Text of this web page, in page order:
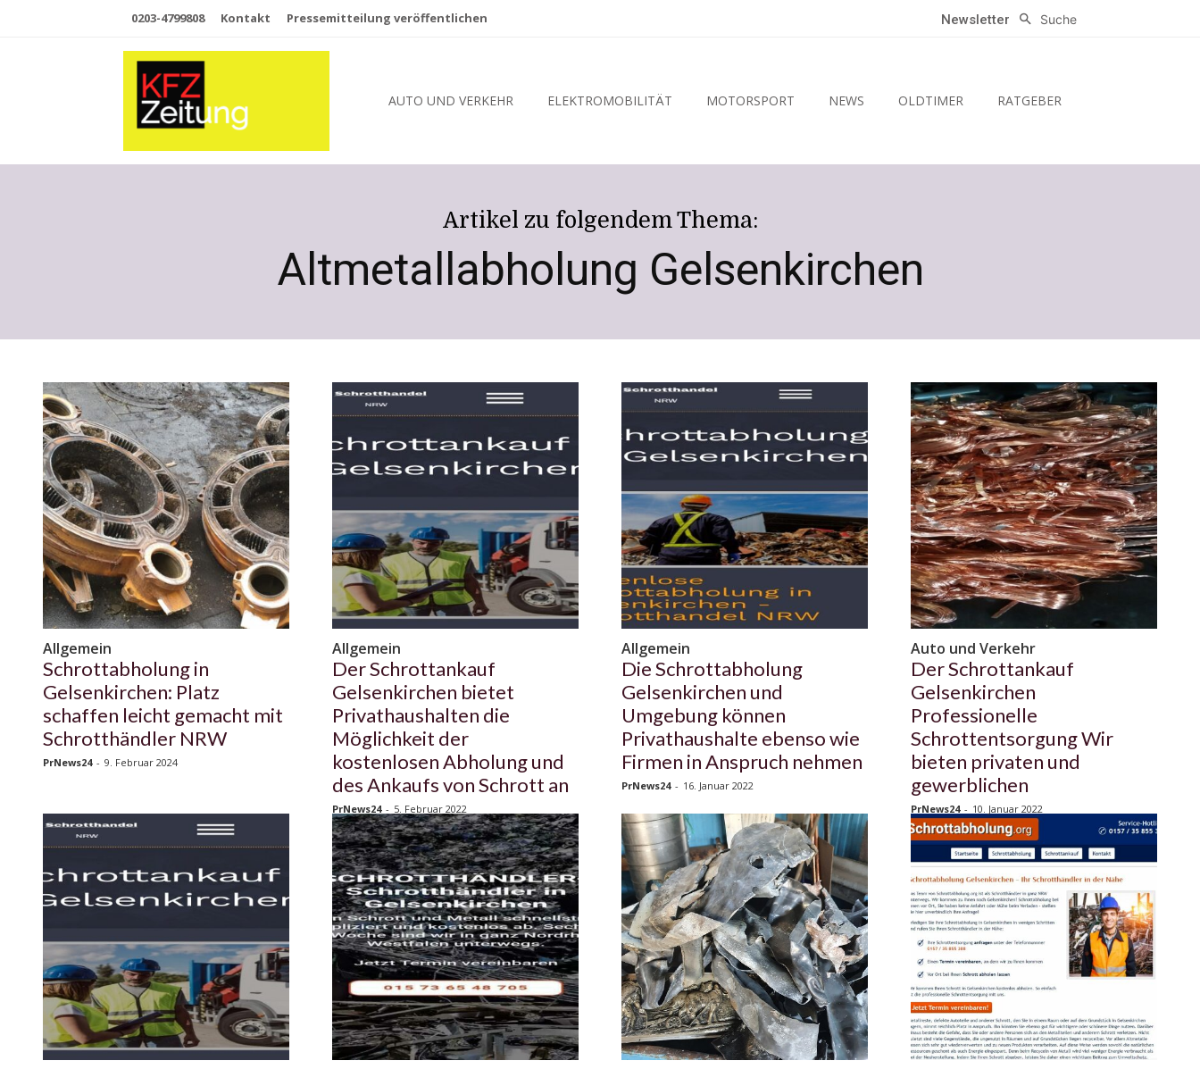
0203-4799808 Kontakt Pressemitteilung veröffentlichen Newsletter Suche
AUTO UND VERKEHR ELEKTROMOBILITÄT MOTORSPORT NEWS OLDTIMER RATGEBER
Artikel zu folgendem Thema:
Altmetallabholung Gelsenkirchen
Allgemein
Schrottabholung in
Gelsenkirchen: Platz
schaffen leicht gemacht mit
Schrotthändler NRW
PrNews24 - 9. Februar 2024
Allgemein
Der Schrottankauf
Gelsenkirchen bietet
Privathaushalten die
Möglichkeit der
kostenlosen Abholung und
des Ankaufs von Schrott an
PrNews24 - 5. Februar 2022
Allgemein
Die Schrottabholung
Gelsenkirchen und
Umgebung können
Privathaushalte ebenso wie
Firmen in Anspruch nehmen
PrNews24 - 16. Januar 2022
Auto und Verkehr
Der Schrottankauf
Gelsenkirchen
Professionelle
Schrottentsorgung Wir
bieten privaten und
gewerblichen
PrNews24 - 10. Januar 2022